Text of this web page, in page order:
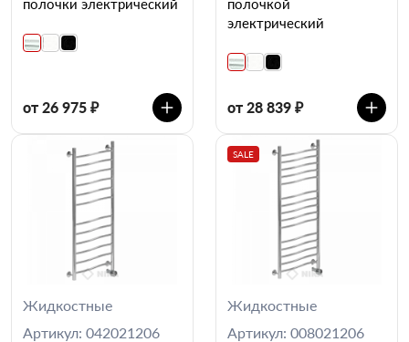
полочки электрический
от 26 975 ₽
полочкой
электрический
от 28 839 ₽
Жидкостные
Артикул: 042021206
SALE
Жидкостные
Артикул: 008021206